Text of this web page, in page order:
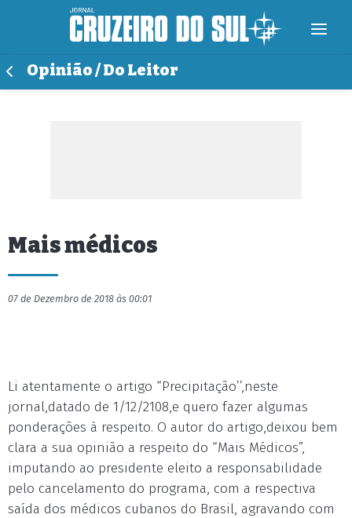
Opinião / Do Leitor
Mais médicos
07 de Dezembro de 2018 às 00:01
Li atentamente o artigo “Precipitação’’,neste
jornal,datado de 1/12/2108,e quero fazer algumas
ponderações à respeito. O autor do artigo,deixou bem
clara a sua opinião a respeito do “Mais Médicos”,
imputando ao presidente eleito a responsabilidade
pelo cancelamento do programa, com a respectiva
saída dos médicos cubanos do Brasil, agravando com